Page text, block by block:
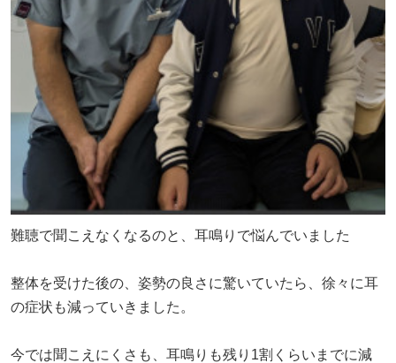
難聴で聞こえなくなるのと、耳鳴りで悩んでいました
整体を受けた後の、姿勢の良さに驚いていたら、徐々に耳
の症状も減っていきました。
今では聞こえにくさも、耳鳴りも残り1割くらいまでに減